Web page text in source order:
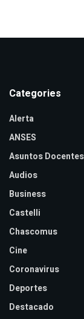
Categories
Alerta
ANSES
Asuntos Docentes
Audios
Business
Castelli
Chascomus
Cine
Coronavirus
Deportes
Destacado